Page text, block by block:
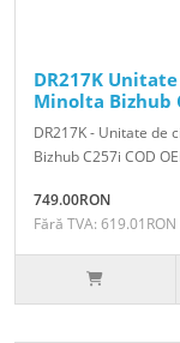
DR217K
Minolta Bizhub
DR217K - Unitate de
Bizhub C257i COD
749.00RON
Fără TVA: 619.01RON